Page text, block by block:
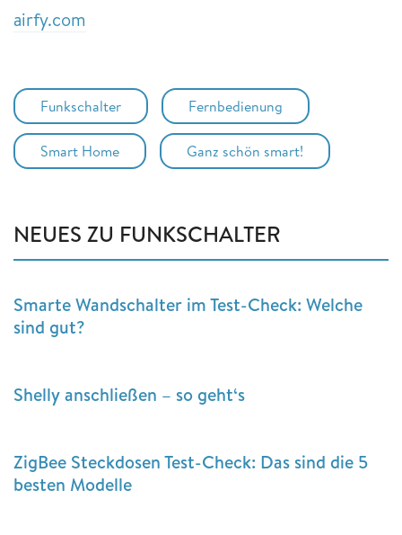
airfy.com
Funkschalter Fernbedienung
Smart Home Ganz schön smart!
NEUES ZU FUNKSCHALTER
Smarte Wandschalter im Test-Check: Welche
sind gut?
Shelly anschließen – so geht‘s
ZigBee Steckdosen Test-Check: Das sind die 5
besten Modelle